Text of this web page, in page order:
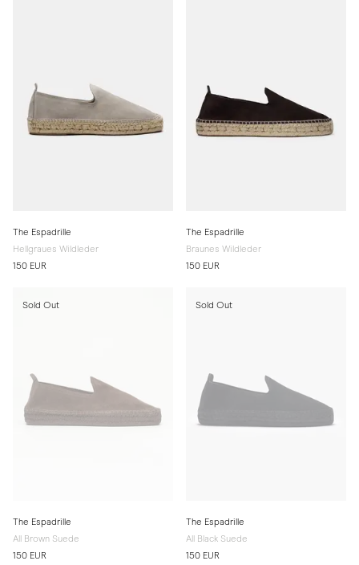
The Espadrille
Hellgraues Wildleder
150 EUR
The Espadrille
Braunes Wildleder
150 EUR
Sold Out
The Espadrille
All Brown Suede
150 EUR
Sold Out
The Espadrille
All Black Suede
150 EUR